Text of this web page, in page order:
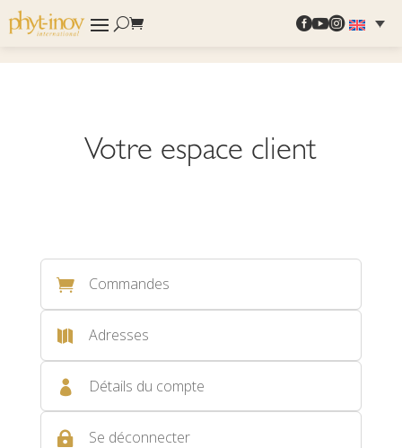

Votre espace client
 Commandes
 Adresses
 Détails du compte
 Se déconnecter